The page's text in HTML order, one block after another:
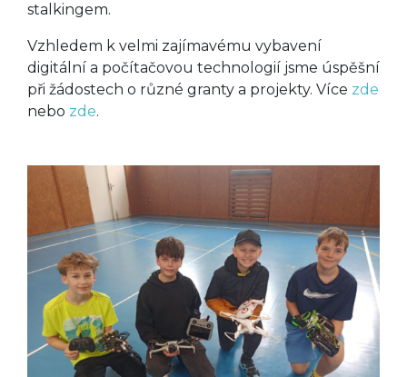
stalkingem.
Vzhledem k velmi zajímavému vybavení
digitální a počítačovou technologií jsme úspěšní
při žádostech o různé granty a projekty. Více zde
nebo zde.